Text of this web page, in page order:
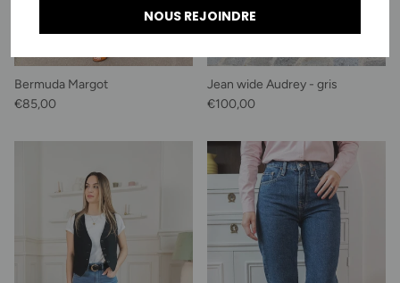
Bermuda Margot
Prix habituel
€85,00
Jean wide Audrey - gris
Prix habituel
€100,00
NOUS REJOINDRE